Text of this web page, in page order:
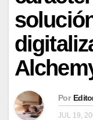
Por
JUL 19,